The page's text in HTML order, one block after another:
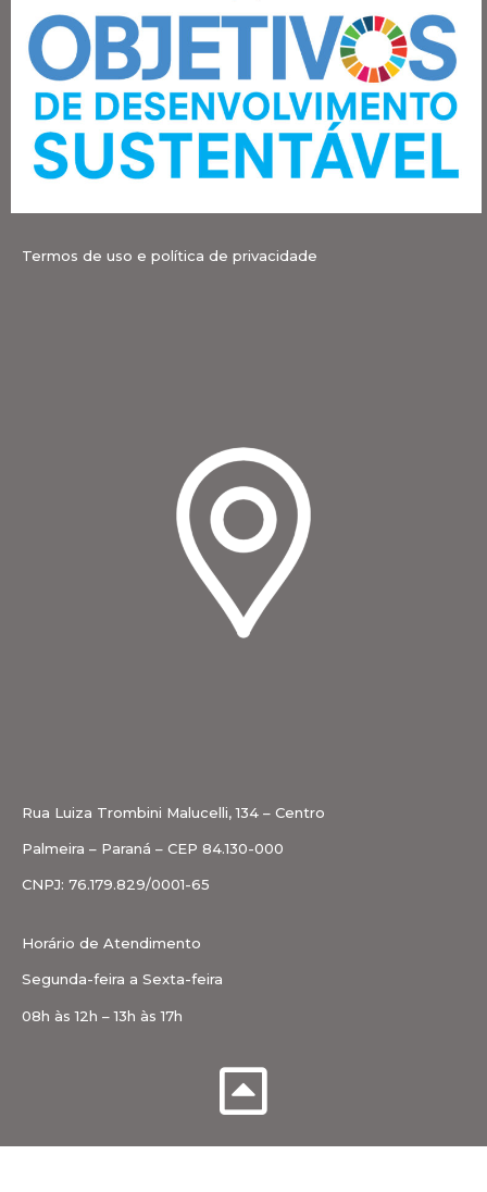
Termos de uso e política de privacidade
Rua Luiza Trombini Malucelli, 134 – Centro
Palmeira – Paraná – CEP 84.130-000
CNPJ: 76.179.829/0001-65
Horário de Atendimento
Segunda-feira a Sexta-feira
08h às 12h – 13h às 17h